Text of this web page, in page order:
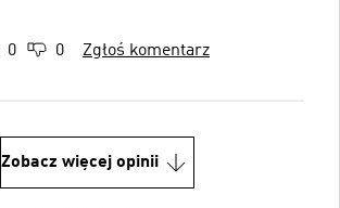
0 0 Zgłoś komentarz
Zobacz więcej opinii